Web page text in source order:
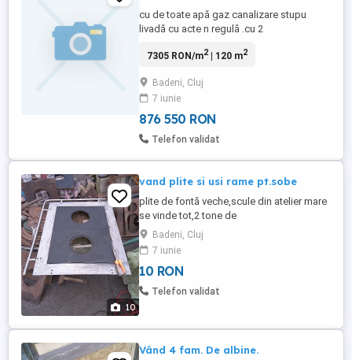
cu de toate apă gaz canalizare stupu
livadă cu acte n regulă .cu 2
apa bună de băut
7305 RON/m2| 120 m2
Badeni, Cluj
7 iunie
876 550 RON
Telefon validat
10
vand plite si usi rame pt.sobe
plite de fontă veche,scule din atelier mare
se vinde tot,2 tone de
scule,menghine,chei
mari.butelii,compresoare.reductor.si multe
altele întrebați și aici găsești de ce ai
nevoie
Badeni, Cluj
7 iunie
10 RON
Telefon validat
Vând 4 fam. De albine.